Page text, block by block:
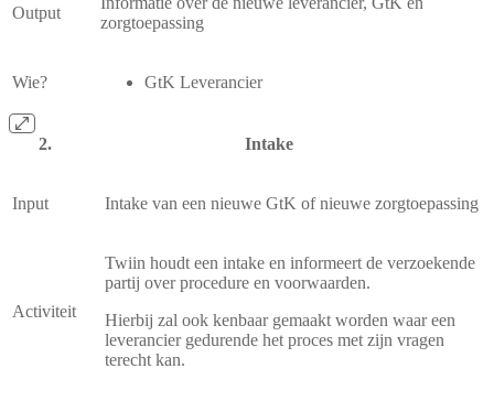
Output
zorgtoepassing
Wie? GtK Leverancier
Intake
Input Intake van een nieuwe GtK of nieuwe zorgtoepassing
Activiteit
Twiin houdt een intake en informeert de verzoekende
partij over procedure en voorwaarden.
Hierbij zal ook kenbaar gemaakt worden waar een
leverancier gedurende het proces met zijn vragen
terecht kan.